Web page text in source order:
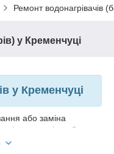
Ремонт водонагрівачів
у Кременчуці
у Кременчуці
або заміна
ваші проблеми.
сухий, мокрий